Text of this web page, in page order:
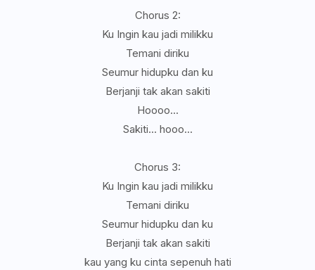
Chorus 2:
Ku Ingin kau jadi milikku
Temani diriku
Seumur hidupku dan ku
Berjanji tak akan sakiti
Hoooo...
Sakiti... hooo...
Chorus 3:
Ku Ingin kau jadi milikku
Temani diriku
Seumur hidupku dan ku
Berjanji tak akan sakiti
kau yang ku cinta sepenuh hati